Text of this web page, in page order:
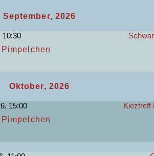
September, 2026
10:30
Oktober, 2026
15:00
Kieztreff